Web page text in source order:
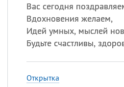
Вас сегодня
Вдохновения желаем,
Идей умных, мыслей
Будьте счастливы,
Открытка